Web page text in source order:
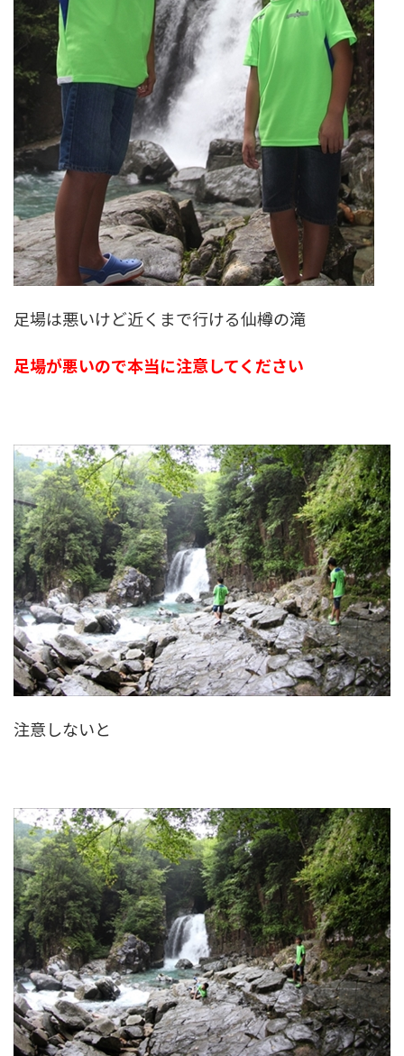
足場は悪いけど近くまで行ける仙樽の滝
足場が悪いので本当に注意してください
注意しないと